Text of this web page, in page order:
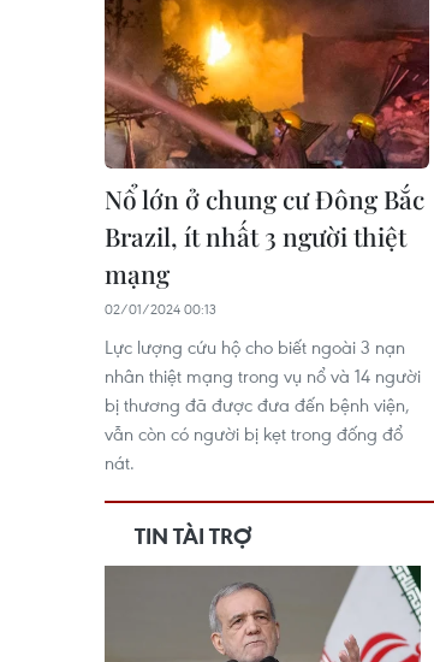
Nổ lớn ở chung cư Đông Bắc
Brazil, ít nhất 3 người thiệt
mạng
02/01/2024 00:13
Lực lượng cứu hộ cho biết ngoài 3 nạn
nhân thiệt mạng trong vụ nổ và 14 người
bị thương đã được đưa đến bệnh viện,
vẫn còn có người bị kẹt trong đống đổ
nát.